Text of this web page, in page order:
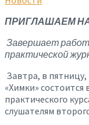
ПРИГЛАШАЕМ
Завершает
практической
Завтра, в
«Химки»
практического
слушателям